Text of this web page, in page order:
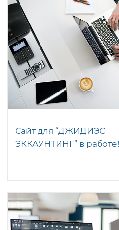
Сайт для “ДЖИДИЭС
ЭККАУНТИНГ” в работе!